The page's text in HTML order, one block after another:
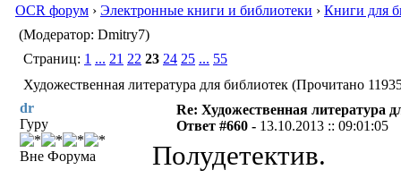
OCR форум › Электронные книги и библиотеки › Книги для
(Модератор: Dmitry7)
Страниц: 1 ... 21 22 23 24 25 ... 55
Художественная литература для библиотек (Прочитано
dr
Гуру
Вне Форума
Re: Художественная литература
Ответ #660 - 13.10.2013 :: 09:01:05
Полудетектив.